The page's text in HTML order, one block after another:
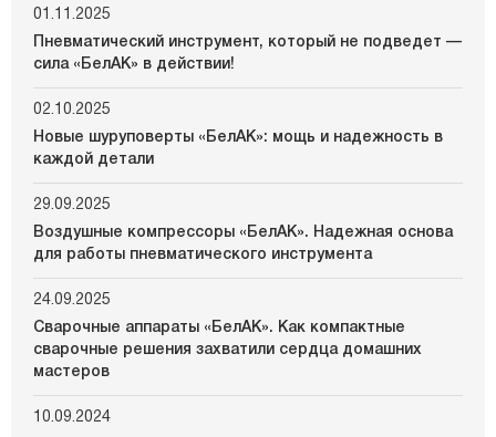
01.11.2025
Пневматический инструмент, который не подведет —
сила «БелАК» в действии!
02.10.2025
Новые шуруповерты «БелАК»: мощь и надежность в
каждой детали
29.09.2025
Воздушные компрессоры «БелАК». Надежная основа
для работы пневматического инструмента
24.09.2025
Сварочные аппараты «БелАК». Как компактные
сварочные решения захватили сердца домашних
мастеров
10.09.2024